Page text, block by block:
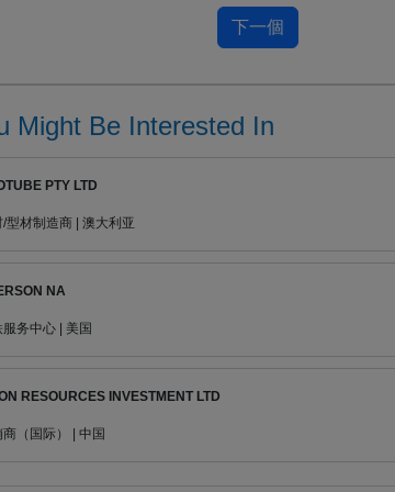
Might Be Interested In
PTY LTD
/型材制造商 | 澳大利亚
NA
务中心 | 美国
RESOURCES INVESTMENT LTD
商（国际） | 中国